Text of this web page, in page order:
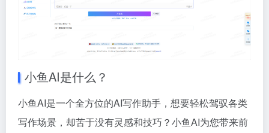
小鱼AI是什么？
小鱼AI是一个全方位的AI写作助手，想要轻松驾驭各类
写作场景，却苦于没有灵感和技巧？小鱼AI为您带来前